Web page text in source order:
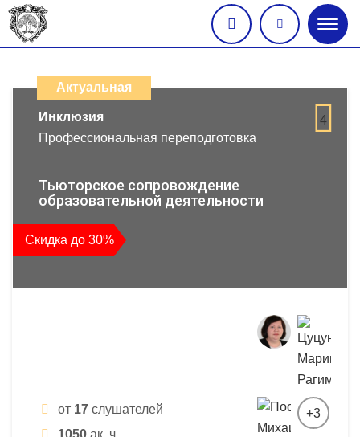
меню
дистанционных
образовательных
повышения
квалификации
и
профессиональной
Актуальная
4
Инклюзия
Профессиональная переподготовка
Тьюторское сопровождение
образовательной деятельности
Скидка до 30%
от 17 слушателей
1050 ак. ч.
+3